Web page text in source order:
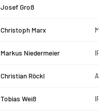
Josef Groß
Christoph Marx
Markus Niedermeier
Christian Röckl
Tobias Weiß